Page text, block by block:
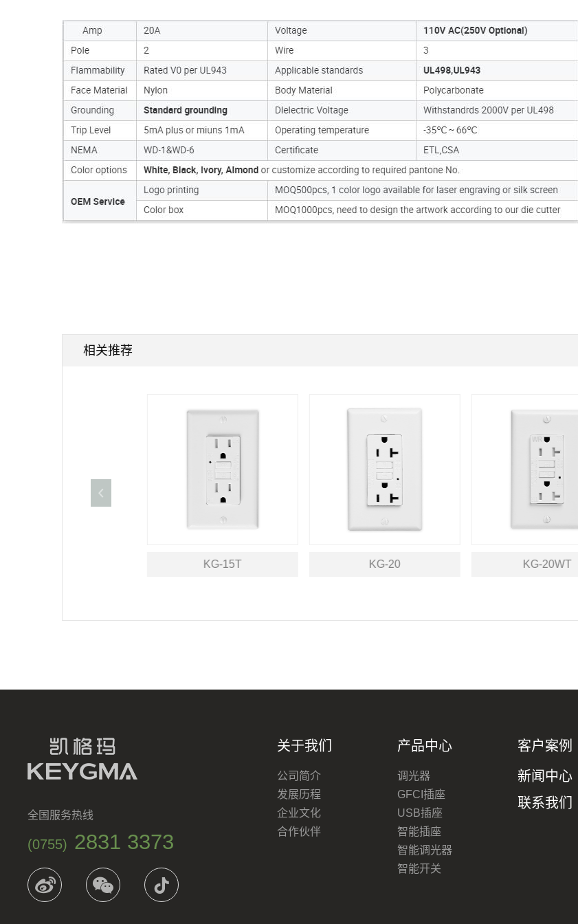
相关推荐
KG-15T KG-20 KG-20WT
全国服务热线
(0755) 2831 3373
关于我们
公司简介
发展历程
企业文化
合作伙伴
产品中心
调光器
GFCI插座
USB插座
智能插座
智能调光器
智能开关
客户案例
新闻中心
联系我们